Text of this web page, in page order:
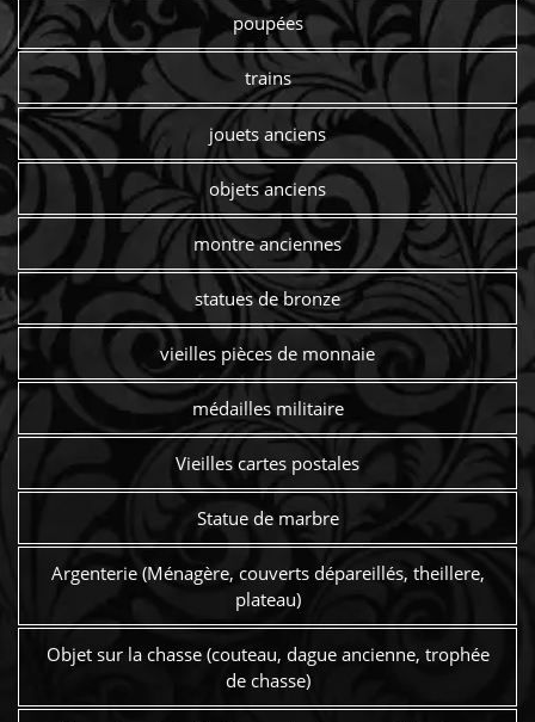
poupées
trains
jouets anciens
objets anciens
montre anciennes
statues de bronze
vieilles pièces de monnaie
médailles militaire
Vieilles cartes postales
Statue de marbre
Argenterie (Ménagère, couverts dépareillés, theillere,
plateau)
Objet sur la chasse (couteau, dague ancienne, trophée
de chasse)